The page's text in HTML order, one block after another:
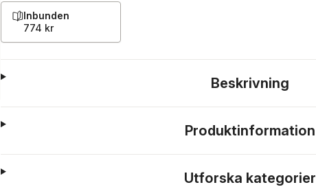
Inbunden
774 kr
Beskrivning
Produktinformation
Utforska kategorier